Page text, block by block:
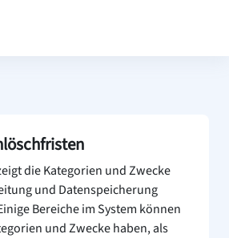
die Kategorien und Zwecke
und Datenspeicherung
Bereiche im System können
und Zwecke haben, als